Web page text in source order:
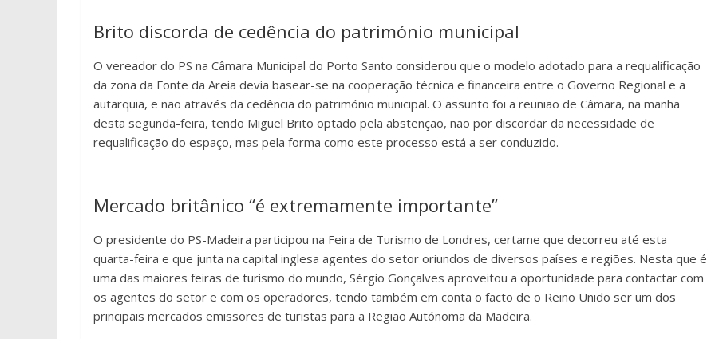
Brito discorda de cedência do património municipal
O vereador do PS na Câmara Municipal do Porto Santo considerou que o modelo adotado para a requalificação
da zona da Fonte da Areia devia basear-se na cooperação técnica e financeira entre o Governo Regional e a
autarquia, e não através da cedência do património municipal. O assunto foi a reunião de Câmara, na manhã
desta segunda-feira, tendo Miguel Brito optado pela abstenção, não por discordar da necessidade de
requalificação do espaço, mas pela forma como este processo está a ser conduzido.
Mercado britânico “é extremamente importante”
O presidente do PS-Madeira participou na Feira de Turismo de Londres, certame que decorreu até esta
quarta-feira e que junta na capital inglesa agentes do setor oriundos de diversos países e regiões. Nesta que é
uma das maiores feiras de turismo do mundo, Sérgio Gonçalves aproveitou a oportunidade para contactar com
os agentes do setor e com os operadores, tendo também em conta o facto de o Reino Unido ser um dos
principais mercados emissores de turistas para a Região Autónoma da Madeira.